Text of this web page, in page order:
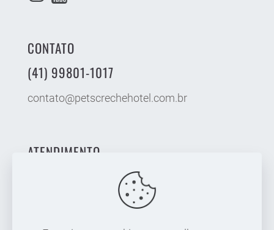
CONTATO
(41) 99801-1017
contato@petscrechehotel.com.br
ATENDIMENTO
São José dos Pinhais